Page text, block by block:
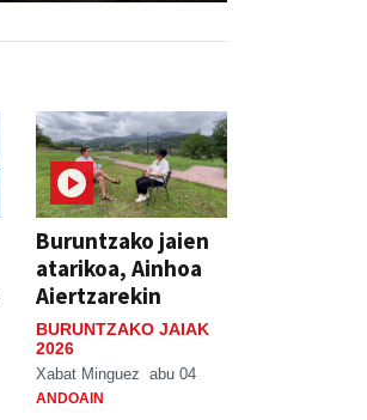
Buruntzako jaien
atarikoa, Ainhoa
Aiertzarekin
BURUNTZAKO JAIAK
2026
Xabat Minguez abu 04
ANDOAIN